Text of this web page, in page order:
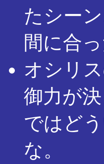
たシー
間に合
オシリ
御力が
ではど
な。